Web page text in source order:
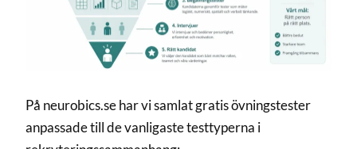
På neurobics.se har vi samlat gratis övningstester
anpassade till de vanligaste testtyperna i